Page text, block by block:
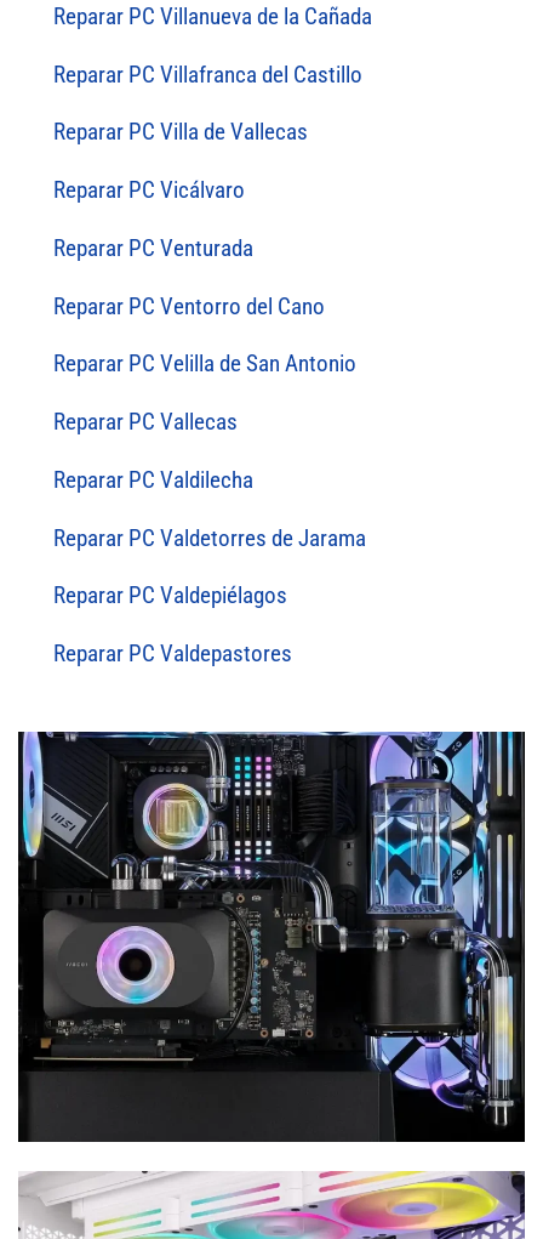
Reparar PC Villanueva de la Cañada
Reparar PC Villafranca del Castillo
Reparar PC Villa de Vallecas
Reparar PC Vicálvaro
Reparar PC Venturada
Reparar PC Ventorro del Cano
Reparar PC Velilla de San Antonio
Reparar PC Vallecas
Reparar PC Valdilecha
Reparar PC Valdetorres de Jarama
Reparar PC Valdepiélagos
Reparar PC Valdepastores